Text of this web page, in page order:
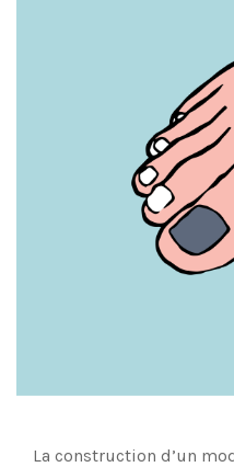
La construction d’un